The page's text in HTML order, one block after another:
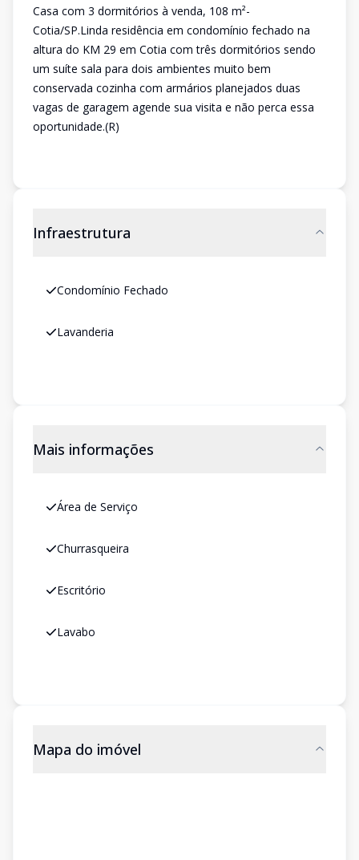
Casa com 3 dormitórios à venda, 108 m²-
Cotia/SP.Linda residência em condomínio fechado na
altura do KM 29 em Cotia com três dormitórios sendo
um suíte sala para dois ambientes muito bem
conservada cozinha com armários planejados duas
vagas de garagem agende sua visita e não perca essa
oportunidade.(R)
Infraestrutura
Condomínio Fechado
Lavanderia
Mais informações
Área de Serviço
Churrasqueira
Escritório
Lavabo
Mapa do imóvel